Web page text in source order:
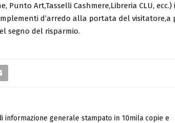
Punto Art,Tasselli Cashmere,Libreria CLU, ecc.)
d’arredo alla portata del visitatore,a
segno del risparmio.
generale stampato in 10mila copie e